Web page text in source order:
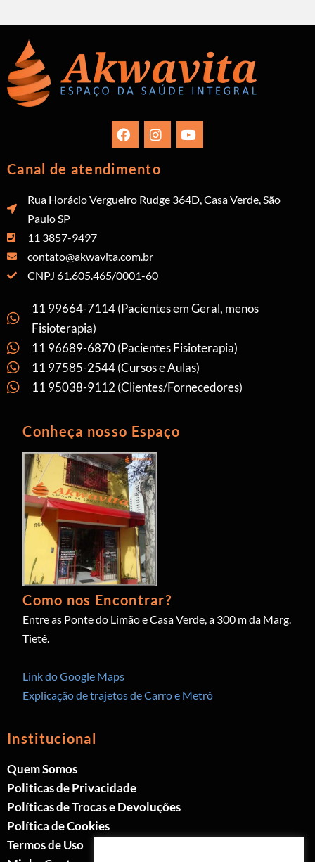
Canal de atendimento
Rua Horácio Vergueiro Rudge 364D, Casa Verde, São
Paulo SP
11 3857-9497
contato@akwavita.com.br
CNPJ 61.605.465/0001-60
11 99664-7114 (Pacientes em Geral, menos
Fisioterapia)
11 96689-6870 (Pacientes Fisioterapia)
11 97585-2544 (Cursos e Aulas)
11 95038-9112 (Clientes/Fornecedores)
Conheça nosso Espaço
Como nos Encontrar?
Entre as Ponte do Limão e Casa Verde, a 300 m da Marg.
Tietê.
Link do Google Maps
Explicação de trajetos de Carro e Metrô
Institucional
Quem Somos
Politicas de Privacidade
Políticas de Trocas e Devoluções
Política de Cookies
Termos de Uso